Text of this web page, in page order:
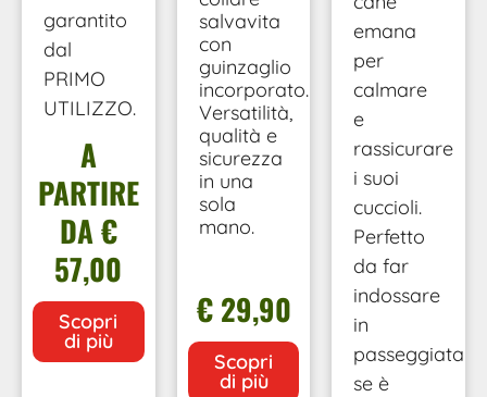
garantito
dal
PRIMO
UTILIZZO.
A
PARTIRE
DA €
57,00
Scopri
di più
salvavita
con
guinzaglio
incorporato.
Versatilità,
qualità e
sicurezza
in una
sola
mano.
€ 29,90
Scopri
di più
emana
per
calmare
e
rassicurare
i suoi
cuccioli.
Perfetto
da far
indossare
in
passeggiata
se è